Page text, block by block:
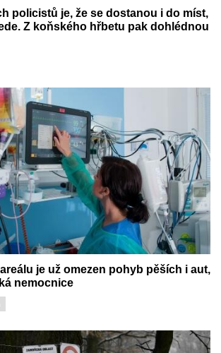
policistů je, že se dostanou i do míst,
Z koňského hřbetu pak dohlédnou
je už omezen pohyb pěších i aut,
nemocnice